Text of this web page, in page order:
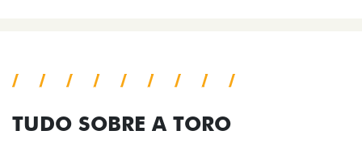
TUDO SOBRE A TORO